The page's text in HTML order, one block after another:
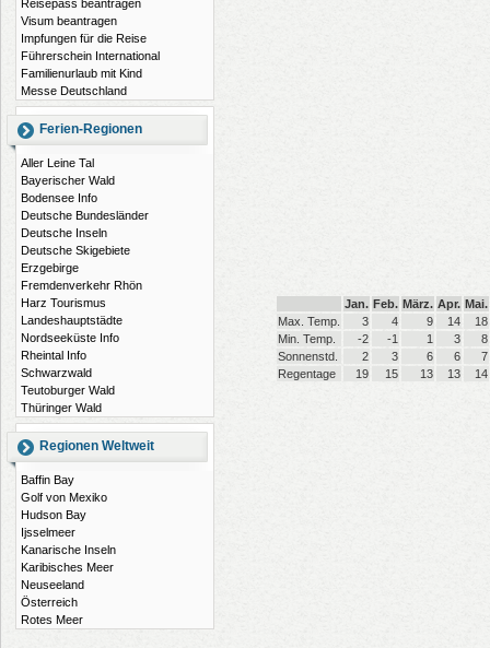
Reisepass beantragen
Visum beantragen
Impfungen für die Reise
Führerschein International
Familienurlaub mit Kind
Messe Deutschland
Ferien-Regionen
Aller Leine Tal
Bayerischer Wald
Bodensee Info
Deutsche Bundesländer
Deutsche Inseln
Deutsche Skigebiete
Erzgebirge
Fremdenverkehr Rhön
Harz Tourismus
Landeshauptstädte
Nordseeküste Info
Rheintal Info
Schwarzwald
Teutoburger Wald
Thüringer Wald
Regionen Weltweit
Baffin Bay
Golf von Mexiko
Hudson Bay
Ijsselmeer
Kanarische Inseln
Karibisches Meer
Neuseeland
Österreich
Rotes Meer
Jan. Feb. März. Apr. Mai.
Max. Temp.
3 4 9 14
18
Min. Temp.
-2 -1 1 3
8
Sonnenstd.
2 3 6 6
7
Regentage
19 15 13 13 14